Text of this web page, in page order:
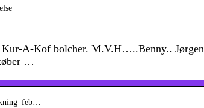
A-Kof bolcher. M.V.H…..Benny..
…